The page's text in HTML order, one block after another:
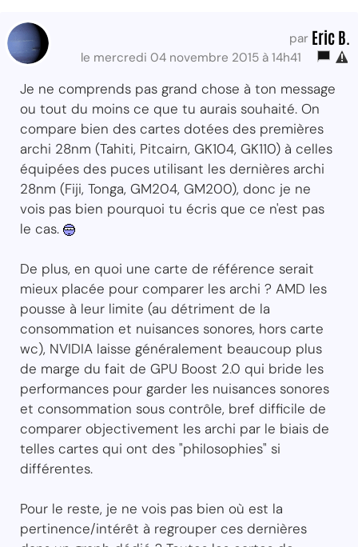
par Eric B.
le mercredi 04 novembre 2015 à 14h41
Je ne comprends pas grand chose à ton message
ou tout du moins ce que tu aurais souhaité. On
compare bien des cartes dotées des premières
archi 28nm (Tahiti, Pitcairn, GK104, GK110) à celles
équipées des puces utilisant les dernières archi
28nm (Fiji, Tonga, GM204, GM200), donc je ne
vois pas bien pourquoi tu écris que ce n'est pas
le cas.
De plus, en quoi une carte de référence serait
mieux placée pour comparer les archi ? AMD les
pousse à leur limite (au détriment de la
consommation et nuisances sonores, hors carte
wc), NVIDIA laisse généralement beaucoup plus
de marge du fait de GPU Boost 2.0 qui bride les
performances pour garder les nuisances sonores
et consommation sous contrôle, bref difficile de
comparer objectivement les archi par le biais de
telles cartes qui ont des "philosophies" si
différentes.
Pour le reste, je ne vois pas bien où est la
pertinence/intérêt à regrouper ces dernières